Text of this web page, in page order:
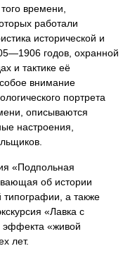
времени,
работали
исторической и
годов, охранной
и тактике её
внимание
портрета
описываются
настроения,
«Подпольная
об истории
типографии, а также
«Лавка с
эффекта «живой
лет.